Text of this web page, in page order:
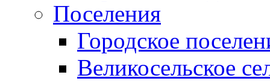
Поселения
Городское
Великосельское